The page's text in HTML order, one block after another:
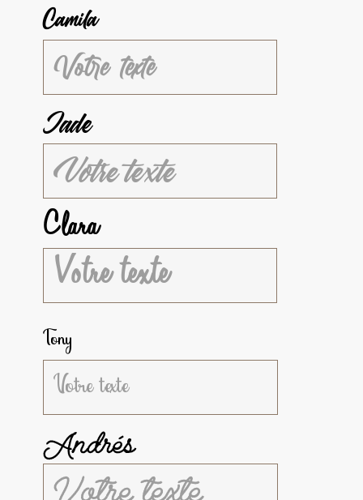
Camila
Jade
Clara
Tony
Andrés